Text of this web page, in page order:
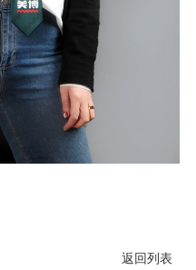
返回列表